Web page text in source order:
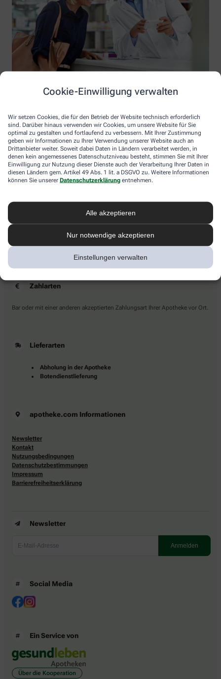
Cookie-Einwilligung verwalten
Wir setzen Cookies, die für den Betrieb der Website technisch erforderlich
sind. Darüber hinaus verwenden wir Cookies, um unsere Website für Sie
optimal zu gestalten und fortlaufend zu verbessern. Mit Ihrer Zustimmung
geben wir Informationen zu Ihrer Verwendung unserer Website auch an
Drittanbieter weiter. Soweit dabei Daten in Ländern verarbeitet werden, in
denen kein angemessenes Datenschutzniveau besteht, stimmen Sie mit Ihrer
Einwilligung zur Nutzung dieser Dienste auch der Verarbeitung Ihrer Daten in
diesen Ländern gem. Artikel 49 Abs. 1 lit. a DSGVO zu. Weitere Informationen
können Sie unserer Datenschutzerklärung entnehmen.
Alle akzeptieren
Nur notwendige akzeptieren
Einstellungen verwalten
Information der Schweden Apotheke
Schweden Apotheke
17153 Stavenhagen
Kontaktieren Sie uns direkt.
Zahlarten
Bar oder mit einer anderen akzeptierten Zahlungsart Ihrer Apotheke vor Ort.
Lieferarten
Abholung in der Apotheke
Botendienstlieferung
apotheke.com Informationen
Newsletter
Kontakt
Nutzungsbedingungen
Datenschutzbestimmungen
Impressum
Barrierefreiheitserklärung
Newsletter
Social Media
Ein Service von
Über die Kooperation